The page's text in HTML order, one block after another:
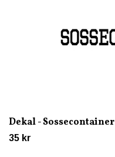
Dekal - Sossecontainer
35 kr